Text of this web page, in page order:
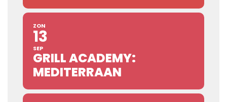
ZON
13
SEP
GRILL ACADEMY:
MEDITERRAAN